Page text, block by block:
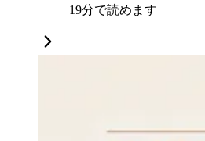
19分で読めます